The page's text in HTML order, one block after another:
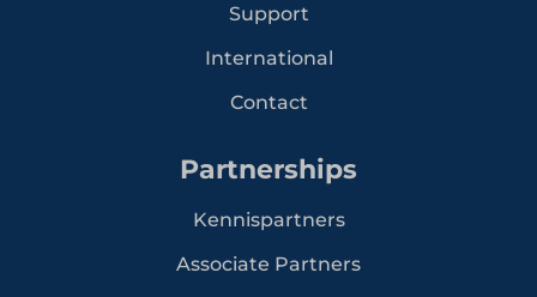
Support
International
Contact
Partnerships
Kennispartners
Associate Partners